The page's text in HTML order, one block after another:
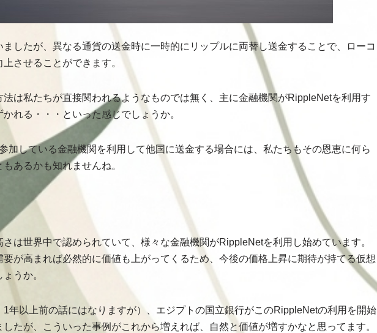
したが、異なる通貨の送金時に一時的にリップルに両替し送金することで、ローコ
させることができます。
は私たちが直接関われるようなものでは無く、主に金融機関がRippleNetを利用す
れる・・・といった感じでしょうか。
加している金融機関を利用して他国に送金する場合には、私たちもその恩恵に何ら
あるかも知れませんね。
は世界中で認められていて、様々な金融機関がRippleNetを利用し始めています。
が高まれば必然的に価値も上がってくるため、今後の価格上昇に期待が持てる仮想
うか。
年以上前の話にはなりますが）、エジプトの国立銀行がこのRippleNetの利用を開始
たが、こういった事例がこれから増えれば、自然と価値が増すかなと思ってます。